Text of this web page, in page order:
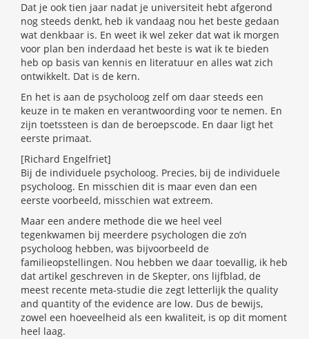
Dat je ook tien jaar nadat je universiteit hebt afgerond
nog steeds denkt, heb ik vandaag nou het beste gedaan
wat denkbaar is. En weet ik wel zeker dat wat ik morgen
voor plan ben inderdaad het beste is wat ik te bieden
heb op basis van kennis en literatuur en alles wat zich
ontwikkelt. Dat is de kern.
En het is aan de psycholoog zelf om daar steeds een
keuze in te maken en verantwoording voor te nemen. En
zijn toetssteen is dan de beroepscode. En daar ligt het
eerste primaat.
[Richard Engelfriet]
Bij de individuele psycholoog. Precies, bij de individuele
psycholoog. En misschien dit is maar even dan een
eerste voorbeeld, misschien wat extreem.
Maar een andere methode die we heel veel
tegenkwamen bij meerdere psychologen die zo’n
psycholoog hebben, was bijvoorbeeld de
familieopstellingen. Nou hebben we daar toevallig, ik heb
dat artikel geschreven in de Skepter, ons lijfblad, de
meest recente meta-studie die zegt letterlijk the quality
and quantity of the evidence are low. Dus de bewijs,
zowel een hoeveelheid als een kwaliteit, is op dit moment
heel laag.